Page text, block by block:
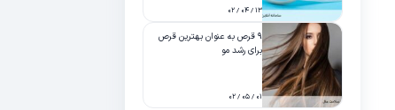
۱۳ / ۰۴ / ۰۲
۹ قرص به عنوان بهترین قرص
برای رشد مو
۰۱ / ۰۵ / ۰۲